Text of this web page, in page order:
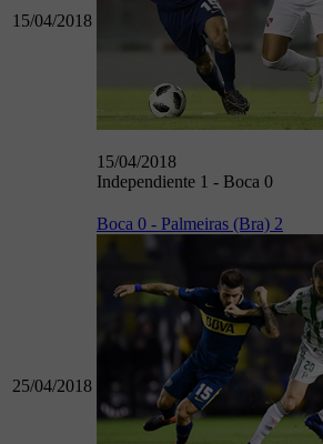
15/04/2018
15/04/2018
Independiente 1 - Boca 0
25/04/2018
Boca 0 - Palmeiras (Bra) 2